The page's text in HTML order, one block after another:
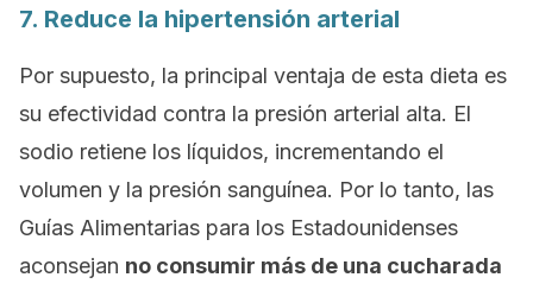
7. Reduce la hipertensión arterial
Por supuesto, la principal ventaja de esta dieta es
su efectividad contra la presión arterial alta. El
sodio retiene los líquidos, incrementando el
volumen y la presión sanguínea. Por lo tanto, las
Guías Alimentarias para los Estadounidenses
aconsejan no consumir más de una cucharada